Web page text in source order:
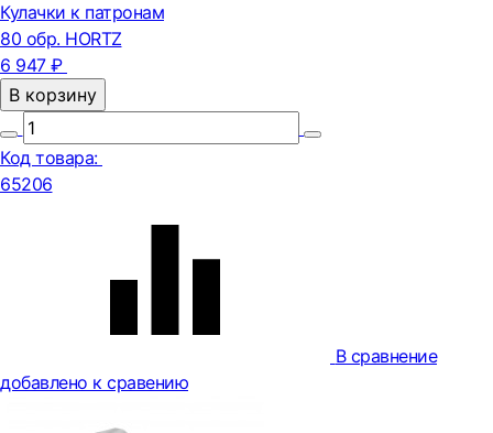
Кулачки к патронам
80 обр. HORTZ
6 947 ₽
В корзину
Код товара:
65206
В сравнение
добавлено к сравению